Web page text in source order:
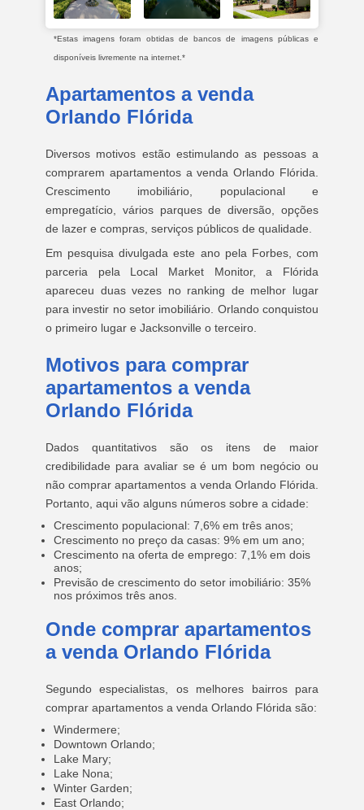
*Estas imagens foram obtidas de bancos de imagens públicas e
disponíveis livremente na internet.*
Apartamentos a venda
Orlando Flórida
Diversos motivos estão estimulando as pessoas a
comprarem apartamentos a venda Orlando Flórida.
Crescimento imobiliário, populacional e
empregatício, vários parques de diversão, opções
de lazer e compras, serviços públicos de qualidade.
Em pesquisa divulgada este ano pela Forbes, com
parceria pela Local Market Monitor, a Flórida
apareceu duas vezes no ranking de melhor lugar
para investir no setor imobiliário. Orlando conquistou
o primeiro lugar e Jacksonville o terceiro.
Motivos para comprar
apartamentos a venda
Orlando Flórida
Dados quantitativos são os itens de maior
credibilidade para avaliar se é um bom negócio ou
não comprar apartamentos a venda Orlando Flórida.
Portanto, aqui vão alguns números sobre a cidade:
Crescimento populacional: 7,6% em três anos;
Crescimento no preço da casas: 9% em um ano;
Crescimento na oferta de emprego: 7,1% em dois
anos;
Previsão de crescimento do setor imobiliário: 35%
nos próximos três anos.
Onde comprar apartamentos
a venda Orlando Flórida
Segundo especialistas, os melhores bairros para
comprar apartamentos a venda Orlando Flórida são:
Windermere;
Downtown Orlando;
Lake Mary;
Lake Nona;
Winter Garden;
East Orlando;